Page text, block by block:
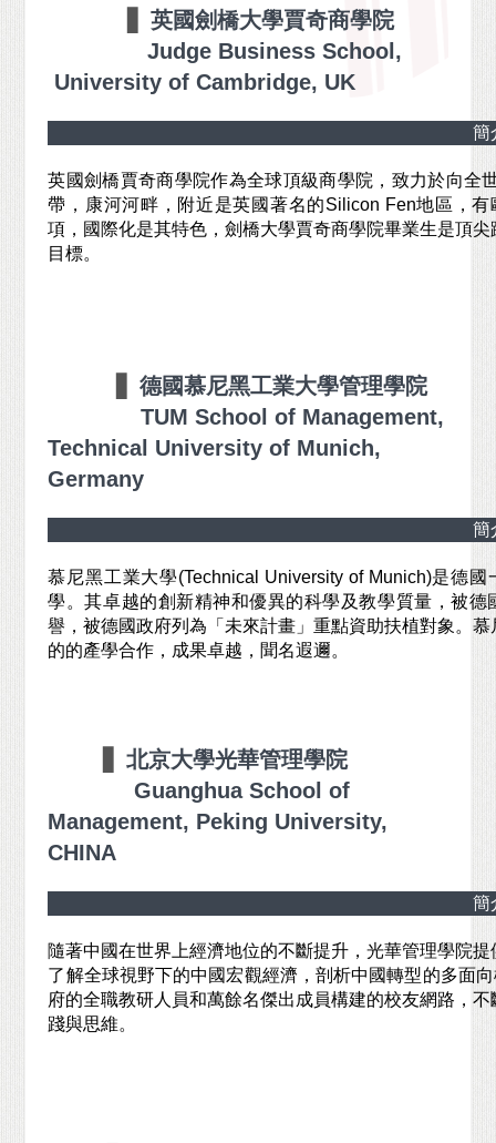
▋英國劍橋大學賈奇商學院
Judge Business School,
University of Cambridge, UK
簡
英國劍橋賈奇商學院作為全球頂級商學院，致力於向全
帶，康河河畔，附近是英國著名的Silicon Fen地區，
項，國際化是其特色，劍橋大學賈奇商學院畢業生是頂
目標。
▋德國慕尼黑工業大學管理學院
TUM School of Management,
Technical University of Munich,
Germany
簡
慕尼黑工業大學(Technical University of Munich)是德國
學。其卓越的創新精神和優異的科學及教學質量，被
譽，被德國政府列為「未來計畫」重點資助扶植對象。
的的產學合作，成果卓越，聞名遐邇。
▋北京大學光華管理學院
Guanghua School of
Management, Peking University,
CHINA
簡
隨著中國在世界上經濟地位的不斷提升，光華管理學院
了解全球視野下的中國宏觀經濟，剖析中國轉型的多面
府的全職教研人員和萬餘名傑出成員構建的校友網路，
踐與思維。